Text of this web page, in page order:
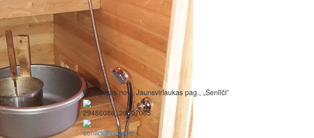
Jelgavas nov., Jaunsvirlaukas pag., „Senlīči”
29486086, 20007065
senlici@inbox.lv